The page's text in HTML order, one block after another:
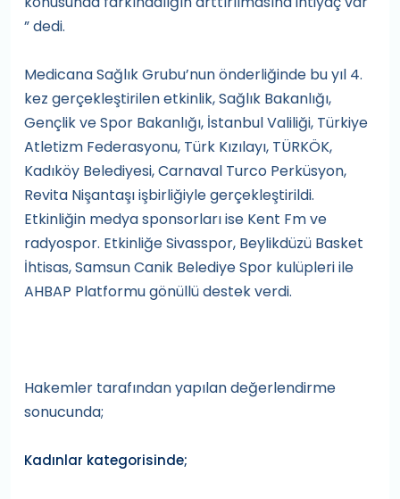
” dedi.
Medicana Sağlık Grubu’nun önderliğinde bu yıl 4.
kez gerçekleştirilen etkinlik, Sağlık Bakanlığı,
Gençlik ve Spor Bakanlığı, İstanbul Valiliği, Türkiye
Atletizm Federasyonu, Türk Kızılayı, TÜRKÖK,
Kadıköy Belediyesi, Carnaval Turco Perküsyon,
Revita Nişantaşı işbirliğiyle gerçekleştirildi.
Etkinliğin medya sponsorları ise Kent Fm ve
radyospor. Etkinliğe Sivasspor, Beylikdüzü Basket
İhtisas, Samsun Canik Belediye Spor kulüpleri ile
AHBAP Platformu gönüllü destek verdi.
Hakemler tarafından yapılan değerlendirme
sonucunda;
Kadınlar kategorisinde;